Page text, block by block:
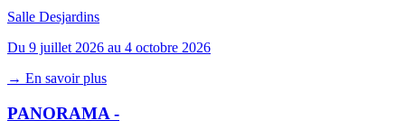
Salle Desjardins
Du 9 juillet 2026 au 4 octobre 2026
→ En savoir plus
PANORAMA -